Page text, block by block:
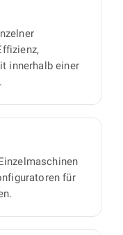
innerhalb einer
für